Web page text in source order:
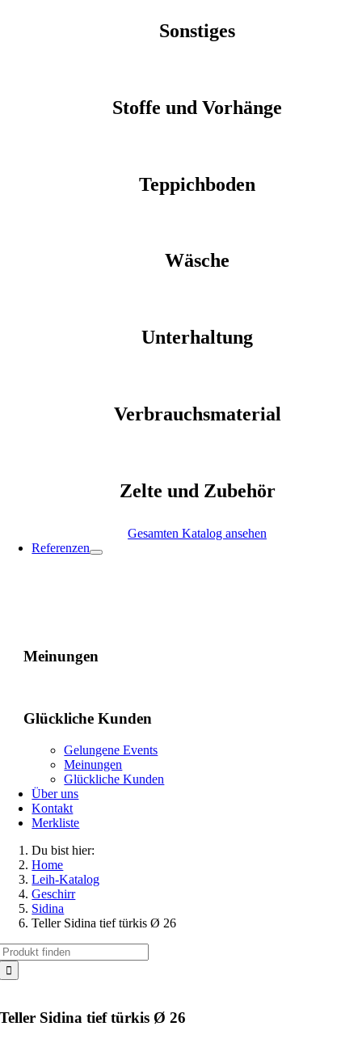
Sonstiges
Stoffe und Vorhänge
Teppichboden
Wäsche
Unterhaltung
Verbrauchsmaterial
Zelte und Zubehör
Gesamten Katalog ansehen
Referenzen
Meinungen
Glückliche Kunden
Gelungene Events
Meinungen
Glückliche Kunden
Über uns
Kontakt
Merkliste
Du bist hier:
Home
Leih-Katalog
Geschirr
Sidina
Teller Sidina tief türkis Ø 26
Teller Sidina tief türkis Ø 26